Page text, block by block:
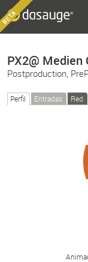
PX2@ Medien
Postproduction,
Perfil Entradas Red